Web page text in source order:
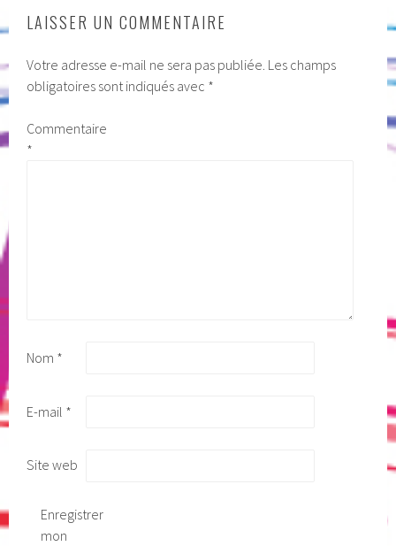
LAISSER UN COMMENTAIRE
Votre adresse e-mail ne sera pas publiée. Les champs
obligatoires sont indiqués avec *
Commentaire
*
Nom *
E-mail *
Site web
Enregistrer
mon